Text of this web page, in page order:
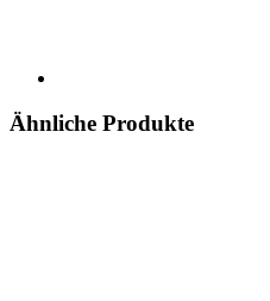
Ähnliche Produkte